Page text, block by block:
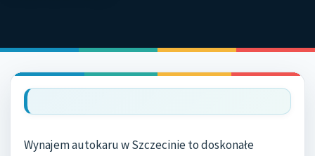
Wynajem autokaru w Szczecinie to doskonałe